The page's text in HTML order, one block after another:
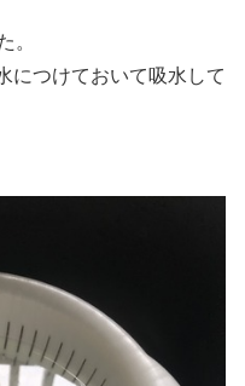
。
につけておいて吸水して